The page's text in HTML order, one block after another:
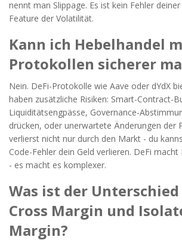
nennt man Slippage. Es ist kein Fehler
Feature der Volatilität.
Kann ich Hebelhandel
Protokollen sicherer
Nein. DeFi-Protokolle wie Aave oder dYdX
haben zusätzliche Risiken: Smart-Contract-
Liquiditätsengpässe, Governance-
drücken, oder unerwartete Änderungen der
verlierst nicht nur durch den Markt - du
Code-Fehler dein Geld verlieren. DeFi
- es macht es komplexer.
Was ist der
Cross Margin und
Margin?